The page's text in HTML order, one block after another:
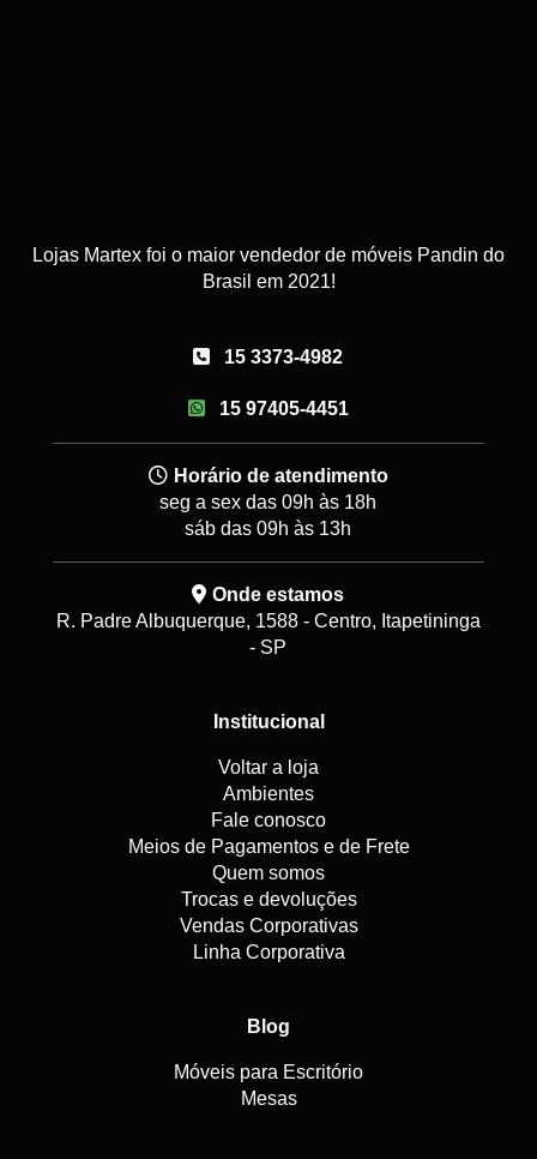
Lojas Martex foi o maior vendedor de móveis Pandin do
Brasil em 2021!
15 3373-4982
15 97405-4451
Horário de atendimento
seg a sex das 09h às 18h
sáb das 09h às 13h
Onde estamos
R. Padre Albuquerque, 1588 - Centro, Itapetininga
- SP
Institucional
Voltar a loja
Ambientes
Fale conosco
Meios de Pagamentos e de Frete
Quem somos
Trocas e devoluções
Vendas Corporativas
Linha Corporativa
Blog
Móveis para Escritório
Mesas